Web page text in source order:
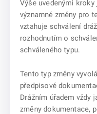
Výše uvedenými
významné změny pro
vztahuje schválení
rozhodnutím o
schváleného typu.
Tento typ změny
předpisové
Drážním úřadem vždy
změny dokumentace,